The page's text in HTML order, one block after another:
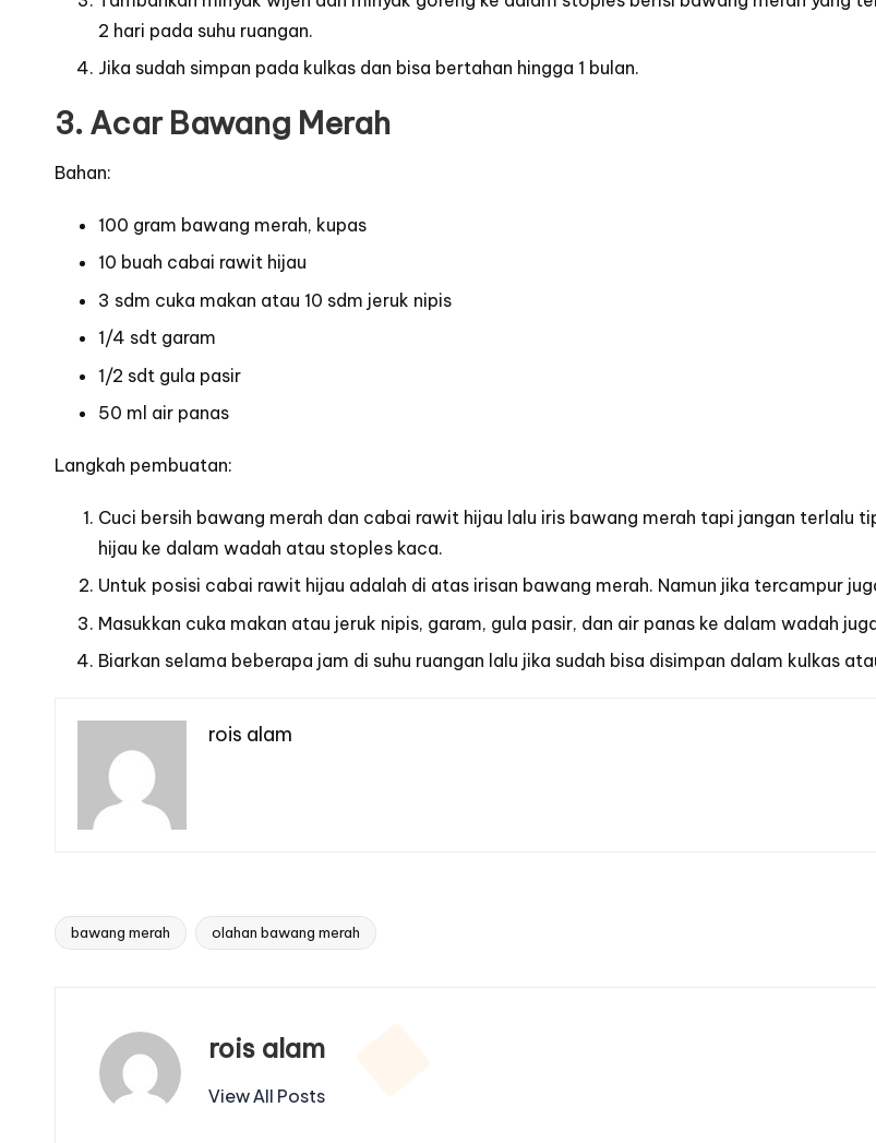
2 hari pada suhu ruangan.
Jika sudah simpan pada kulkas dan bisa bertahan hingga 1 bulan.
3. Acar Bawang Merah
Bahan:
100 gram bawang merah, kupas
10 buah cabai rawit hijau
3 sdm cuka makan atau 10 sdm jeruk nipis
1/4 sdt garam
1/2 sdt gula pasir
50 ml air panas
Langkah pembuatan:
Cuci bersih bawang merah dan cabai rawit hijau lalu iris bawang merah tapi jangan terlalu
hijau ke dalam wadah atau stoples kaca.
Untuk posisi cabai rawit hijau adalah di atas irisan bawang merah. Namun jika tercampur
Masukkan cuka makan atau jeruk nipis, garam, gula pasir, dan air panas ke dalam wadah
Biarkan selama beberapa jam di suhu ruangan lalu jika sudah bisa disimpan dalam kulkas
rois alam
Tags:
bawang merah olahan bawang merah
rois alam
View All Posts